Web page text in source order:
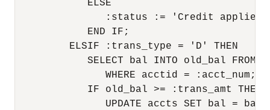
            ELSE
:status := 'Credit
            END IF;
ELSIF :trans_type = 'D' THEN
SELECT bal INTO old_bal FROM
               WHERE acctid = :acct_num;
IF old_bal >= :trans_amt
UPDATE accts SET bal =